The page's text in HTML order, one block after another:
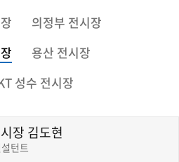
의정부 전시장
용산 전시장
성수 전시장
장 김도현
턴트